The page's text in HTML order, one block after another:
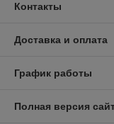
Контакты
Доставка и оплата
График работы
Полная версия